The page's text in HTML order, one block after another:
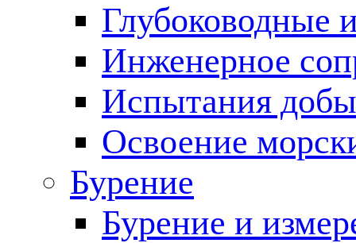
Глубоководные
Инженерное
Испытания
Освоение
Бурение
Бурение и